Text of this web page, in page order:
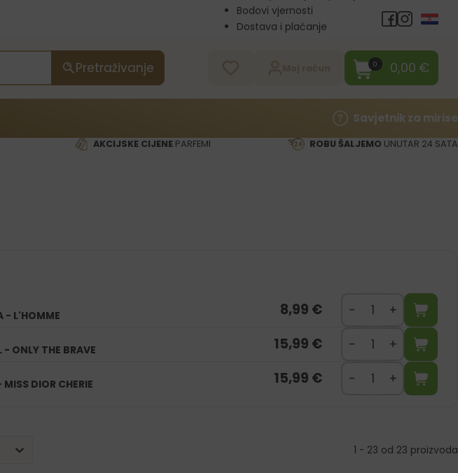
Bodovi vjernosti
Dostava i plaćanje
Pretraživanje 0 0,00 €
Savjetnik za mirise
AKCIJSKE CIJENEPARFEMI ROBU ŠALJEMO UNUTAR 24 SATA
- L'HOMME 8,99 €
- ONLY THE BRAVE 15,99 €
DIOR CHERIE 15,99 €
1 - 23 od 23 proizvoda